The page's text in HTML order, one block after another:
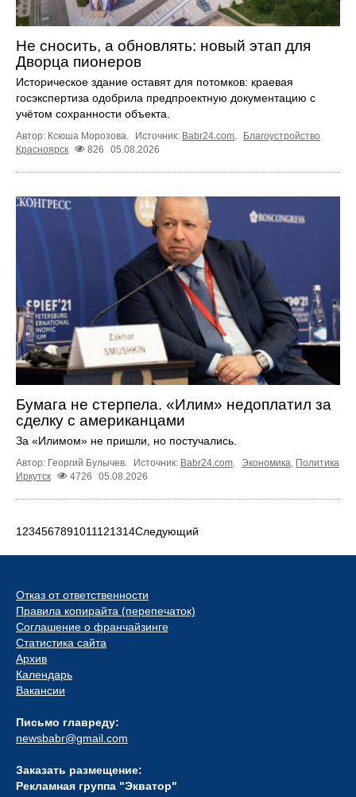
Не сносить, а обновлять: новый этап для
Дворца пионеров
Историческое здание оставят для потомков: краевая
госэкспертиза одобрила предпроектную документацию с
учётом сохранности объекта.
Автор: Ксюша Морозова. Источник: Babr24.com.
Благоустройство
Красноярск
826 05.08.2026
Бумага не стерпела. «Илим» недоплатил за
сделку с американцами
За «Илимом» не пришли, но постучались.
Автор: Георгий Булычев. Источник: Babr24.com. Экономика, Политика
Иркутск
4726 05.08.2026
1 234567891011121314Следующий
Отказ от ответственности
Правила копирайта (перепечаток)
Соглашение о франчайзинге
Статистика сайта
Архив
Календарь
Вакансии
Письмо главреду:
newsbabr@gmail.com
Заказать размещение:
Рекламная группа "Экватор"